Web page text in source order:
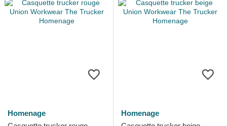
Homenage
Homenage